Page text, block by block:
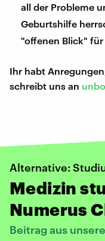
all der Probleme
Geburtshilfe
"offenen Blick" für
Ihr habt
schreibt uns an
Alternative:
Medizin
Numerus
Beitrag aus